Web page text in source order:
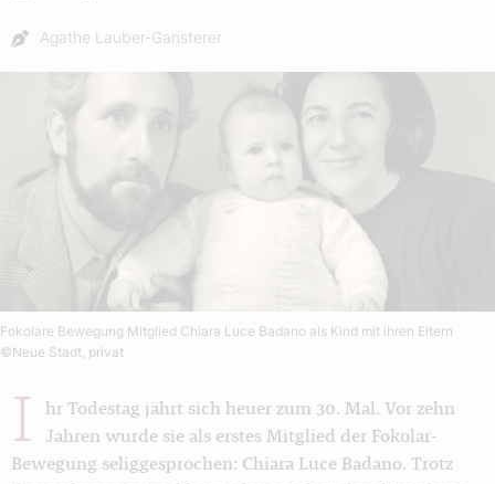
Autor:
Agathe Lauber-Gansterer
Fokolare Bewegung Mitglied Chiara Luce Badano als Kind mit ihren Eltern
©Neue Stadt, privat
I
hr Todestag jährt sich heuer zum 30. Mal. Vor zehn
Jahren wurde sie als erstes Mitglied der Fokolar-
Bewegung seliggesprochen: Chiara Luce Badano. Trotz